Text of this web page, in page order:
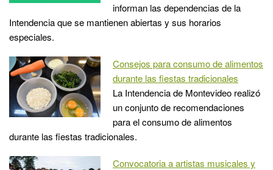
informan las dependencias de la
Intendencia que se mantienen abiertas y sus horarios
especiales.
Consejos para consumo de alimentos
durante las fiestas tradicionales
La Intendencia de Montevideo realizó
un conjunto de recomendaciones
para el consumo de alimentos
durante las fiestas tradicionales.
Convocatoria a artistas musicales y